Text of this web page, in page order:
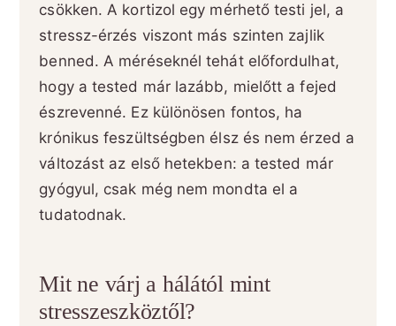
csökken. A kortizol egy mérhető testi jel, a
stressz-érzés viszont más szinten zajlik
benned. A méréseknél tehát előfordulhat,
hogy a tested már lazább, mielőtt a fejed
észrevenné. Ez különösen fontos, ha
krónikus feszültségben élsz és nem érzed a
változást az első hetekben: a tested már
gyógyul, csak még nem mondta el a
tudatodnak.
Mit ne várj a hálától mint
stresszeszköztől?